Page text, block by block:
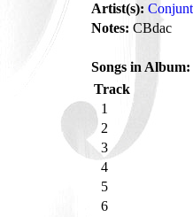
Artist(s):
Notes: CBdac
Songs in Album:
Track
1
2
3
4
5
6